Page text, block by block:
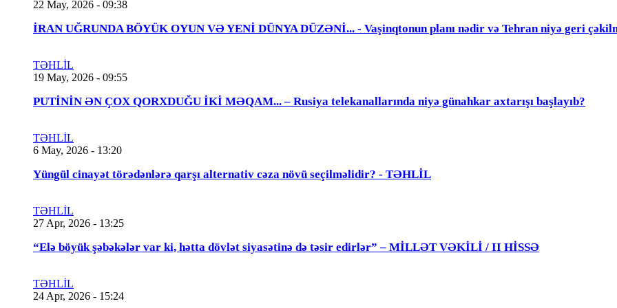
22 May, 2026 - 09:38
İRAN UĞRUNDA BÖYÜK OYUN VƏ YENİ DÜNYA DÜZƏNİ... - Vaşinqtonun planı nədir və Tehran niyə geri
TƏHLİL
19 May, 2026 - 09:55
PUTİNİN ƏN ÇOX QORXDUĞU İKİ MƏQAM... – Rusiya telekanallarında niyə günahkar axtarışı başlayıb?
TƏHLİL
6 May, 2026 - 13:20
Yüngül cinayət törədənlərə qarşı alternativ cəza növü seçilməlidir? - TƏHLİL
TƏHLİL
27 Apr, 2026 - 13:25
“Elə böyük şəbəkələr var ki, hətta dövlət siyasətinə də təsir edirlər” – MİLLƏT VƏKİLİ / II HİSSƏ
TƏHLİL
24 Apr, 2026 - 15:24